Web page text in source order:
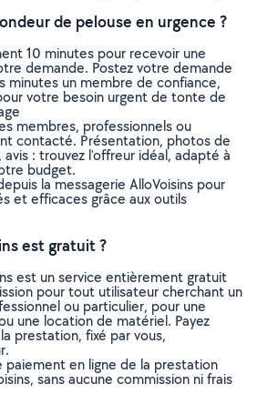
de pelouse en urgence ?
10 minutes pour recevoir une
demande. Postez votre demande
minutes un membre de confiance,
votre besoin urgent de tonte de
membres, professionnels ou
contacté. Présentation, photos de
: trouvez l'offreur idéal, adapté à
budget.
la messagerie AlloVoisins pour
et efficaces grâce aux outils
est gratuit ?
est un service entièrement gratuit
pour tout utilisateur cherchant un
ou particulier, pour une
une location de matériel. Payez
prestation, fixé par vous,
paiement en ligne de la prestation
sans aucune commission ni frais